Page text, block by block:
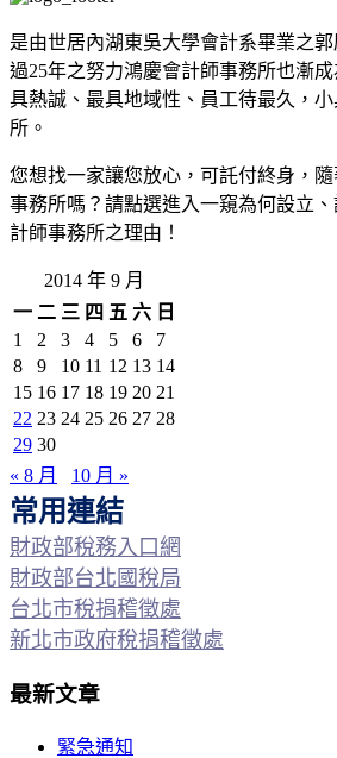
是由世居內湖東吳大學會計系畢業之
過25年之努力鴻慶會計師事務所也漸
具熱誠、最具地域性、員工待最久，
所。
您想找一家讓您放心，可託付終身，
事務所嗎？請點選進入一窺為何設立
計師事務所之理由！
2014 年 9 月
一 二 三 四 五 六 日
1
2 3 4 5 6
7
8
9 10 11 12 13 14
15 16 17 18 19 20 21
22 23 24 25 26 27 28
29 30
« 8 月
10 月 »
常用連結
財政部稅務入口網
財政部台北國稅局
台北市稅捐稽徵處
新北市政府稅捐稽徵處
最新文章
緊急通知